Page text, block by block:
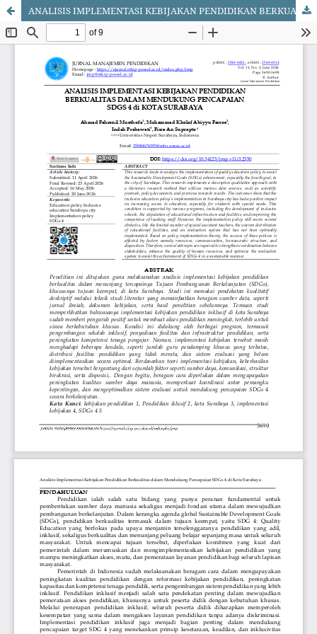
ANALISIS IMPLEMENTASI KEBIJAKAN PENDIDIKAN BERKUALITAS DALAM MENDUKUNG PENCAPAIAN SDGS 4 di KOTA SURABAYA